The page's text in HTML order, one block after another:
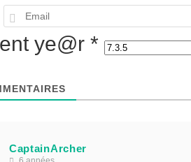
ye@r *
CaptainArcher